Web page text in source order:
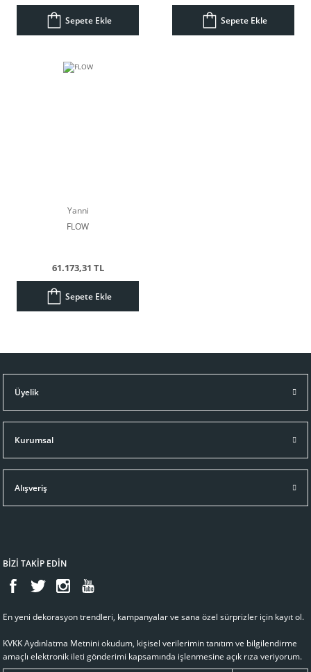
Sepete Ekle Sepete Ekle
Yanni
FLOW
61.173,31 TL
Sepete Ekle
Üyelik
Kurumsal
Alışveriş
BİZİ TAKİP EDİN
En yeni dekorasyon trendleri, kampanyalar ve sana özel sürprizler için kayıt ol.
KVKK Aydınlatma Metnini okudum, kişisel verilerimin tanıtım ve bilgilendirme
amaçlı elektronik ileti gönderimi kapsamında işlenmesine açık rıza veriyorum.